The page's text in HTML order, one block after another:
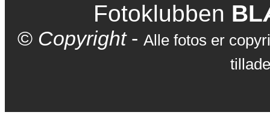
Fotoklubben
© Copyright- Alle fotos er